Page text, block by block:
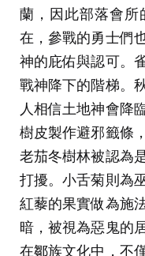
蘭，因此部落會
在，參戰的勇士們
神的庇佑與認可。
戰神降下的階梯。
人相信土地神會降
樹皮製作避邪籤條
老茄冬樹林被認為
打擾。小舌菊則為
紅藜的果實做為施
暗，被視為惡鬼的
在鄒族文化中，不